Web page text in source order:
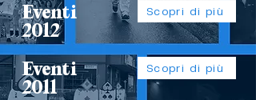
Eventi
2012
Eventi
2011
Scopri di più
Scopri di più